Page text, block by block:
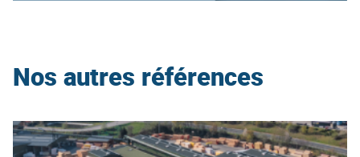
Nos autres références